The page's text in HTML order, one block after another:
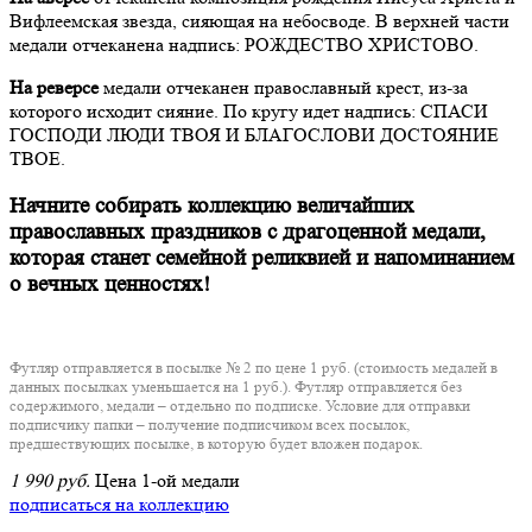
Вифлеемская звезда, сияющая на небосводе. В верхней части
медали отчеканена надпись: РОЖДЕСТВО ХРИСТОВО.
На реверсемедали отчеканен православный крест, из-за
которого исходит сияние. По кругу идет надпись: СПАСИ
ГОСПОДИ ЛЮДИ ТВОЯ И БЛАГОСЛОВИ ДОСТОЯНИЕ
ТВОЕ.
Начните собирать коллекцию величайших
православных праздников с драгоценной медали,
которая станет семейной реликвией и напоминанием
о вечных ценностях!
Футляр отправляется в посылке № 2 по цене 1 руб. (стоимость медалей в
данных посылках уменьшается на 1 руб.). Футляр отправляется без
содержимого, медали – отдельно по подписке. Условие для отправки
подписчику папки – получение подписчиком всех посылок,
предшествующих посылке, в которую будет вложен подарок.
1 990 руб. Цена 1-ой медали
подписаться на коллекцию